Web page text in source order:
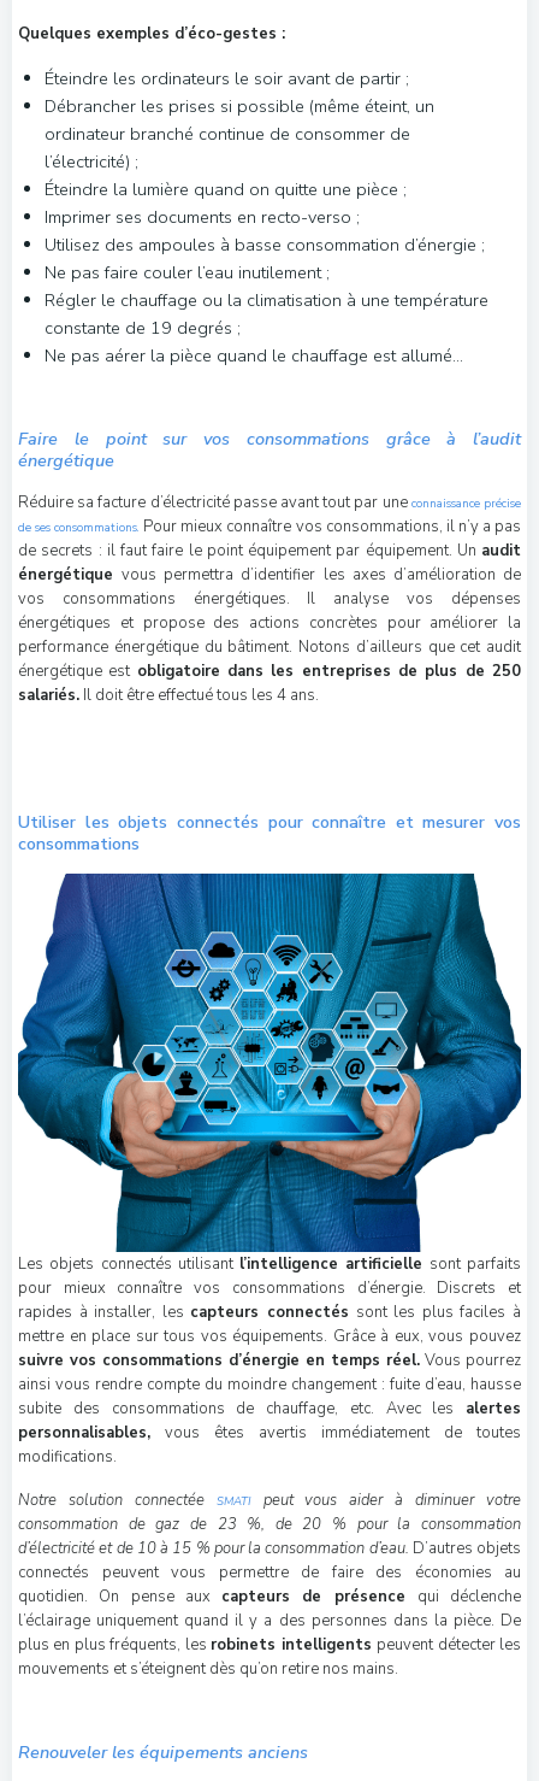
Quelques exemples d’éco-gestes :
Éteindre les ordinateurs le soir avant de partir ;
Débrancher les prises si possible (même éteint, un
ordinateur branché continue de consommer de
l’électricité) ;
Éteindre la lumière quand on quitte une pièce ;
Imprimer ses documents en recto-verso ;
Utilisez des ampoules à basse consommation d’énergie ;
Ne pas faire couler l’eau inutilement ;
Régler le chauffage ou la climatisation à une température
constante de 19 degrés ;
Ne pas aérer la pièce quand le chauffage est allumé…
Faire le point sur vos consommations grâce à l’audit
énergétique
Réduire sa facture d’électricité passe avant tout par une connaissance précise
de ses consommations. Pour mieux connaître vos consommations, il n’y a pas
de secrets : il faut faire le point équipement par équipement. Un audit
énergétiquevous permettra d’identifier les axes d’amélioration de
vos consommations énergétiques. Il analyse vos dépenses
énergétiques et propose des actions concrètes pour améliorer la
performance énergétique du bâtiment. Notons d’ailleurs que cet audit
énergétique est obligatoire dans les entreprises de plus de 250
salariés. Il doit être effectué tous les 4 ans.
Utiliser les objets connectés pour connaître et mesurer vos
consommations
Les objets connectés utilisant l’intelligence artificielle sont parfaits
pour mieux connaître vos consommations d’énergie. Discrets et
rapides à installer, les capteurs connectés sont les plus faciles à
mettre en place sur tous vos équipements. Grâce à eux, vous pouvez
suivre vos consommations d’énergie en temps réel. Vous pourrez
ainsi vous rendre compte du moindre changement : fuite d’eau, hausse
subite des consommations de chauffage, etc. Avec les alertes
personnalisables, vous êtes avertis immédiatement de toutes
modifications.
Notre solution connectée
SMATIpeut vous aider à diminuer votre
consommation de gaz de 23 %, de 20 % pour la consommation
d’électricité et de 10 à 15 % pour la consommation d’eau. D’autres objets
connectés peuvent vous permettre de faire des économies au
quotidien. On pense aux capteurs de présence qui déclenche
l’éclairage uniquement quand il y a des personnes dans la pièce. De
plus en plus fréquents, les robinets intelligents peuvent détecter les
mouvements et s’éteignent dès qu’on retire nos mains.
Renouveler les équipements anciens